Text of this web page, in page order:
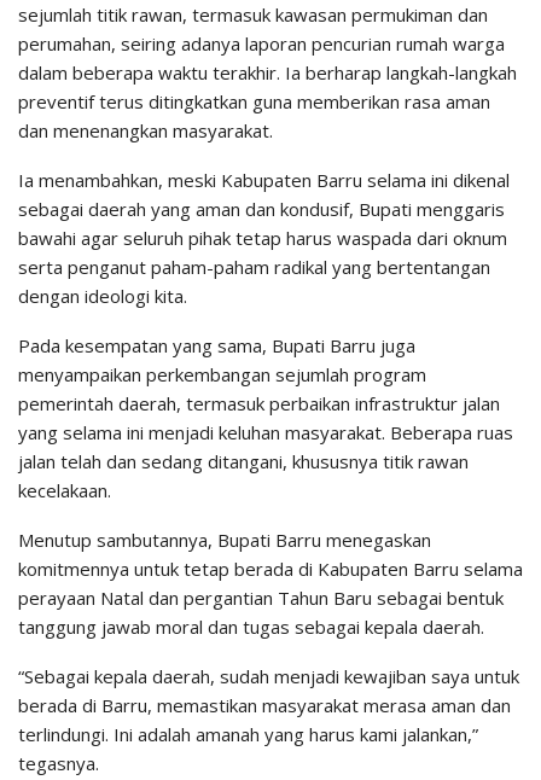
sejumlah titik rawan, termasuk kawasan permukiman dan
perumahan, seiring adanya laporan pencurian rumah warga
dalam beberapa waktu terakhir. Ia berharap langkah-langkah
preventif terus ditingkatkan guna memberikan rasa aman
dan menenangkan masyarakat.
Ia menambahkan, meski Kabupaten Barru selama ini dikenal
sebagai daerah yang aman dan kondusif, Bupati menggaris
bawahi agar seluruh pihak tetap harus waspada dari oknum
serta penganut paham-paham radikal yang bertentangan
dengan ideologi kita.
Pada kesempatan yang sama, Bupati Barru juga
menyampaikan perkembangan sejumlah program
pemerintah daerah, termasuk perbaikan infrastruktur jalan
yang selama ini menjadi keluhan masyarakat. Beberapa ruas
jalan telah dan sedang ditangani, khususnya titik rawan
kecelakaan.
Menutup sambutannya, Bupati Barru menegaskan
komitmennya untuk tetap berada di Kabupaten Barru selama
perayaan Natal dan pergantian Tahun Baru sebagai bentuk
tanggung jawab moral dan tugas sebagai kepala daerah.
“Sebagai kepala daerah, sudah menjadi kewajiban saya untuk
berada di Barru, memastikan masyarakat merasa aman dan
terlindungi. Ini adalah amanah yang harus kami jalankan,”
tegasnya.